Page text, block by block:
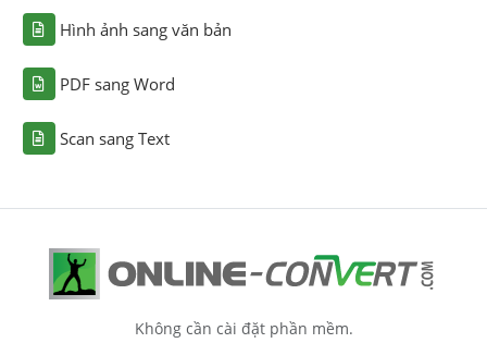
Hình ảnh sang văn bản
PDF sang Word
Scan sang Text
Không cần cài đặt phần mềm.